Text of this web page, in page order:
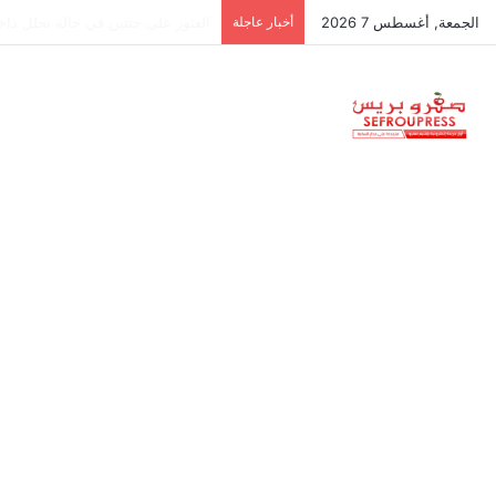
الجمعة, أغسطس 7 2026 أخبار عاجلة